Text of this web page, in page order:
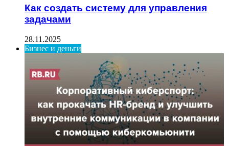
Как создать систему для управления
задачами
28.11.2025
Бизнес и деньги